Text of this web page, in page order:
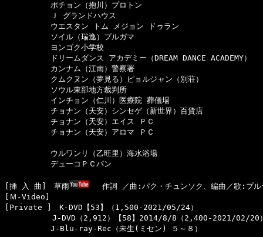
ポチョン（抱川）プロトン
Ｊ グランドハウス
ウエスタン トム メジョン ドゥラン
ソイル（瑞逸）プルガマ
ヨンゴク小学校
ドリームダンス アカデミー（DREAM DANCE ACADEMY）
カンナム（江南）警察署
クムクヌン（夢見る）ピョルジャン（別荘）
ソウル東部地方裁判所
インチョン（仁川）医療院 葬儀場
チョナン（天安）シンセゲ（新世界）百貨店
チョナン（天安）エイス ＰＣ
チョナン（天安）アロマ ＰＣ
ウルワンリ（乙旺里）海水浴場
デューコＰＣパン
[挿 入 曲]　草雨
作詞 ／曲:パク・チュンソク、編曲／歌:プル
[Ｍ-Video]
[Private ]　K-DVD【53】（1,500-2021/05/24）
  　　　　　J-DVD（2,912）【58】2014/8/8（2,400-2021/02/20）